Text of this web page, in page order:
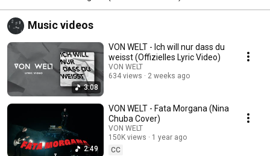
Music videos
3:08
VON WELT - Ich will nur dass du
weisst (Offizielles Lyric Video)
VON WELT
634 views
2 weeks ago
2:49
VON WELT - Fata Morgana (Nina
Chuba Cover)
VON WELT
150K views
1 year ago
CC